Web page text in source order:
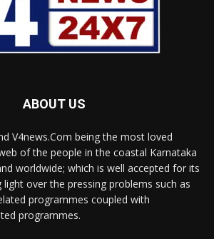
ABOUT US
V4news.Com being the most loved
of the people in the coastal Karnataka
worldwide; which is well accepted for its
over the pressing problems such as
programmes coupled with
programmes.